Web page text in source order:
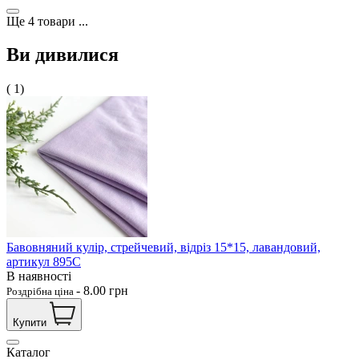
Ще 4 товари ...
Ви дивилися
( 1)
Бавовняний кулір, стрейчевий, відріз 15*15, лавандовий,
артикул 895С
В наявності
Роздрібна ціна - 8.00 грн
Купити
Каталог